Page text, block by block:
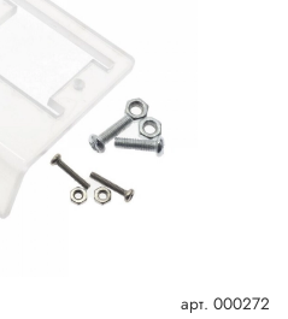
арт. 000272